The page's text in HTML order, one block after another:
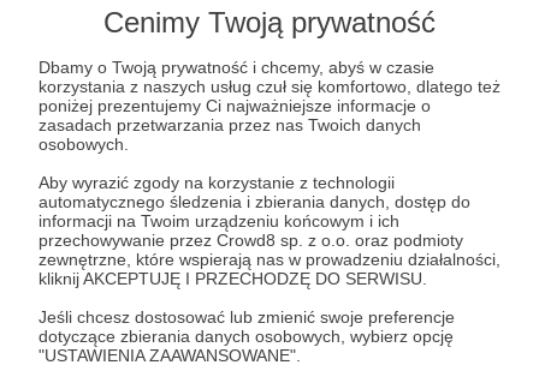
Cenimy Twoją prywatność
Dbamy o Twoją prywatność i chcemy, abyś w czasie
korzystania z naszych usług czuł się komfortowo, dlatego też
poniżej prezentujemy Ci najważniejsze informacje o
zasadach przetwarzania przez nas Twoich danych
osobowych.
Aby wyrazić zgody na korzystanie z technologii
automatycznego śledzenia i zbierania danych, dostęp do
informacji na Twoim urządzeniu końcowym i ich
przechowywanie przez Crowd8 sp. z o.o. oraz podmioty
zewnętrzne, które wspierają nas w prowadzeniu działalności,
kliknij AKCEPTUJĘ I PRZECHODZĘ DO SERWISU.
Jeśli chcesz dostosować lub zmienić swoje preferencje
dotyczące zbierania danych osobowych, wybierz opcję
"USTAWIENIA ZAAWANSOWANE".
Niezwykłe uczucie
Na blogu pierwszy wpis od czasu uruchomienia patronite.
Dziękuję! To Wasze wsparcie powoduje, że wiem, że
powinienem pisać.
wpisy blog poradnik +1